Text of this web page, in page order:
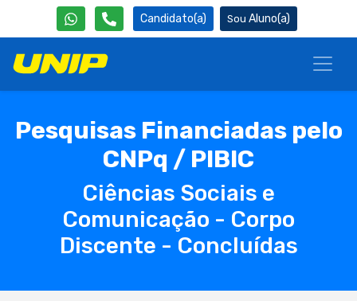
Candidato(a) Aluno(a)
Pesquisas Financiadas pelo
CNPq / PIBIC
Ciências Sociais e
Comunicação - Corpo
Discente - Concluídas